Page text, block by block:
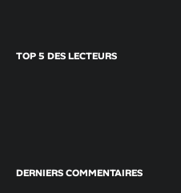
TOP 5 DES LECTEURS
DERNIERS COMMENTAIRES